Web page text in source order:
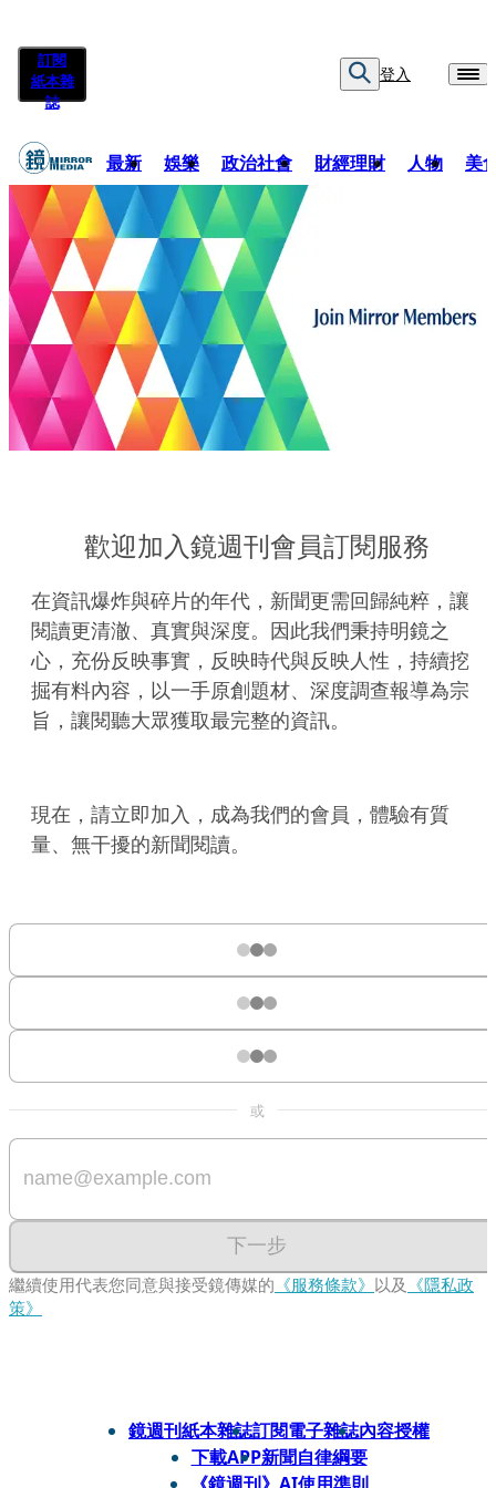
訂閱
紙本雜
誌
登入
最新 娛樂 政治社會 財經理財 人物 美
歡迎加入鏡週刊會員訂閱服務
在資訊爆炸與碎片的年代，新聞更需回歸純粹，讓
閱讀更清澈、真實與深度。因此我們秉持明鏡之
心，充份反映事實，反映時代與反映人性，持續挖
掘有料內容，以一手原創題材、深度調查報導為宗
旨，讓閱聽大眾獲取最完整的資訊。
現在，請立即加入，成為我們的會員，體驗有質
量、無干擾的新聞閱讀。
或
下一步
繼續使用代表您同意與接受鏡傳媒的 《服務條款》 以及 《隱私政
策》
鏡週刊紙本雜誌訂閱電子雜誌內容授權
下載APP新聞自律綱要